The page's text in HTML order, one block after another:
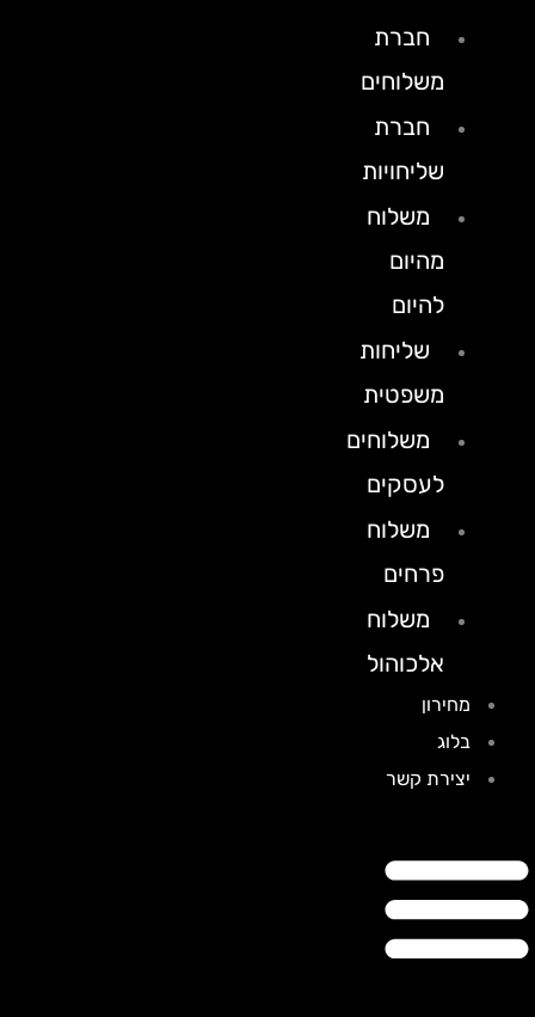
חברת
משלוחים
חברת
שליחויות
משלוח
מהיום
להיום
שליחות
משפטית
משלוחים
לעסקים
משלוח
פרחים
משלוח
אלכוהול
מחירון
בלוג
יצירת קשר